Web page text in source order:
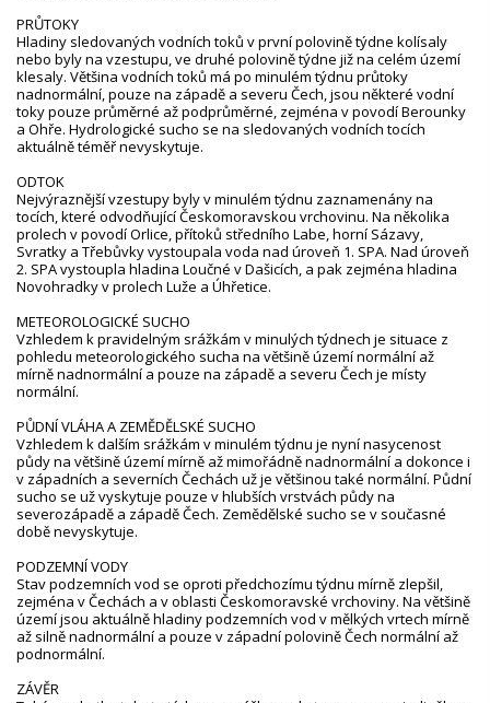
PRŮTOKY
Hladiny sledovaných vodních toků v první polovině týdne kolísaly
nebo byly na vzestupu, ve druhé polovině týdne již na celém území
klesaly. Většina vodních toků má po minulém týdnu průtoky
nadnormální, pouze na západě a severu Čech, jsou některé vodní
toky pouze průměrné až podprůměrné, zejména v povodí Berounky
a Ohře. Hydrologické sucho se na sledovaných vodních tocích
aktuálně téměř nevyskytuje.
ODTOK
Nejvýraznější vzestupy byly v minulém týdnu zaznamenány na
tocích, které odvodňující Českomoravskou vrchovinu. Na několika
profilech v povodí Orlice, přítoků středního Labe, horní Sázavy,
Svratky a Třebůvky vystoupala voda nad úroveň 1. SPA. Nad úroveň
2. SPA vystoupla hladina Loučné v Dašicích, a pak zejména hladina
Novohradky v profilech Luže a Úhřetice.
METEOROLOGICKÉ SUCHO
Vzhledem k pravidelným srážkám v minulých týdnech je situace z
pohledu meteorologického sucha na většině území normální až
mírně nadnormální a pouze na západě a severu Čech je místy
normální.
PŮDNÍ VLÁHA A ZEMĚDĚLSKÉ SUCHO
Vzhledem k dalším srážkám v minulém týdnu je nyní nasycenost
půdy na většině území mírně až mimořádně nadnormální a dokonce i
v západních a severních Čechách už je většinou také normální. Půdní
sucho se už vyskytuje pouze v hlubších vrstvách půdy na
severozápadě a západě Čech. Zemědělské sucho se v současné
době nevyskytuje.
PODZEMNÍ VODY
Stav podzemních vod se oproti předchozímu týdnu mírně zlepšil,
zejména v Čechách a v oblasti Českomoravské vrchoviny. Na většině
území jsou aktuálně hladiny podzemních vod v mělkých vrtech mírně
až silně nadnormální a pouze v západní polovině Čech normální až
podnormální.
ZÁVĚR